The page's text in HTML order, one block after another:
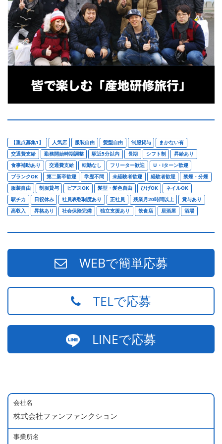
【重点募集1】 人気店 服装自由 髪型自由 制服貸与
まかない有
交通費支給
勤務開始時期調整 駅近5分以内 長期 シフト制
昇給あり
食事補助あり
交通費支給 転勤なし フリーター歓迎
U・Iターン歓迎
ブランクOK
第二新卒歓迎 学歴不問 未経験者歓迎 経験者歓迎
禁煙・分煙
服装自由
制服貸与 ピアスOK 髪型・髪色自由 ひげOK
ネイルOK
駅チカ
日祝休み 社員表彰制度あり 正社員 残業月20時間以上
賞与あり
高収入
昇格あり 社会保険完備 独立支援あり 飲食店 居酒屋 酒場
WEBで簡単応募
TELで応募
LINEで応募
会社名
株式会社ファンファンクション
事業所名